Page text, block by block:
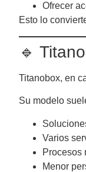
Ofrecer
Esto lo
🔹
Titanobox, en
Su modelo
Varios
Procesos
Menor